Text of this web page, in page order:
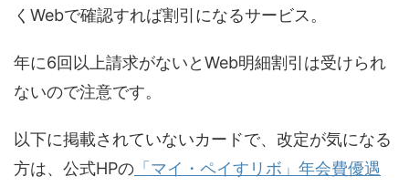
くWebで確認すれば割引になるサービス。
年に6回以上請求がないとWeb明細割引は受けられ
ないので注意です。
以下に掲載されていないカードで、改定が気になる
方は、公式HPの 「マイ・ペイすリボ」年会費優遇